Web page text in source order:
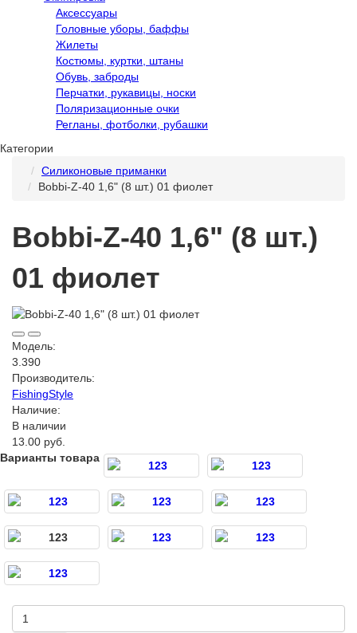
Аксессуары
Головные уборы, баффы
Жилеты
Костюмы, куртки, штаны
Обувь, заброды
Перчатки, рукавицы, носки
Поляризационные очки
Регланы, фотболки, рубашки
Категории
Силиконовые приманки
Bobbi-Z-40 1,6ʺ (8 шт.) 01 фиолет
Bobbi-Z-40 1,6ʺ (8 шт.)
01 фиолет
Модель:
3.390
Производитель:
FishingStyle
Наличие:
В наличии
13.00 руб.
Варианты товара